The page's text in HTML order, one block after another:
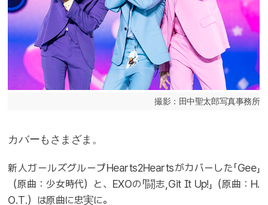
撮影：田中聖太郎写真事務所
カバーもさまざま。
新人ガールズグループHearts2Heartsがカバーした「Gee」
（原曲：少女時代）と、EXOの「闘志,Git It Up!」（原曲：H.
O.T.）は原曲に忠実に。